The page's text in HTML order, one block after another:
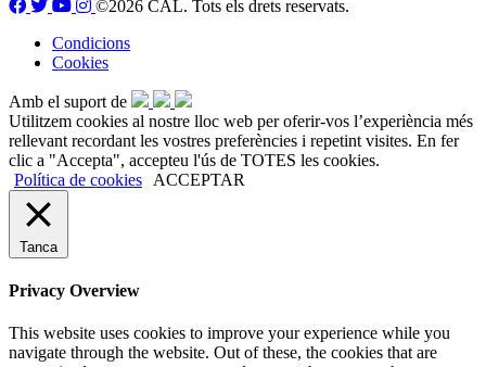
©2026 CAL. Tots els drets reservats.
Condicions
Cookies
Amb el suport de
Utilitzem cookies al nostre lloc web per oferir-vos l’experiència més
rellevant recordant les vostres preferències i repetint visites. En fer
clic a "Accepta", accepteu l'ús de TOTES les cookies.
Política de cookies
ACCEPTAR
Tanca
Privacy Overview
This website uses cookies to improve your experience while you
navigate through the website. Out of these, the cookies that are